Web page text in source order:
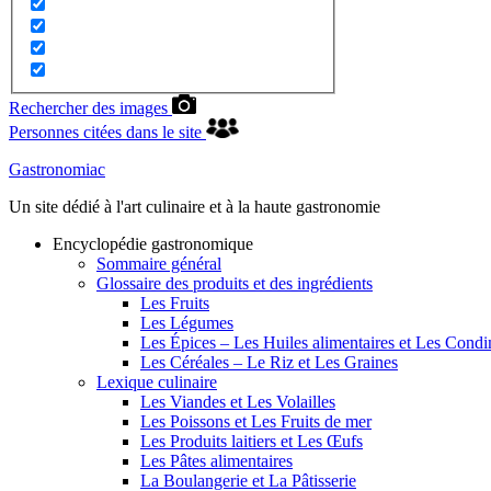
Rechercher des images
Personnes citées dans le site
Gastronomiac
Un site dédié à l'art culinaire et à la haute gastronomie
Encyclopédie gastronomique
Sommaire général
Glossaire des produits et des ingrédients
Les Fruits
Les Légumes
Les Épices – Les Huiles alimentaires et Les
Les Céréales – Le Riz et Les Graines
Lexique culinaire
Les Viandes et Les Volailles
Les Poissons et Les Fruits de mer
Les Produits laitiers et Les Œufs
Les Pâtes alimentaires
La Boulangerie et La Pâtisserie